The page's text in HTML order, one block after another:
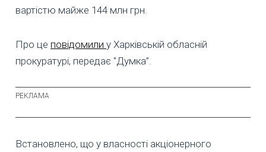
вартістю майже 144 млн грн.
Про це повідомили у Харківській обласній
прокуратурі, передає "Думка”.
Встановлено, що у власності акціонерного